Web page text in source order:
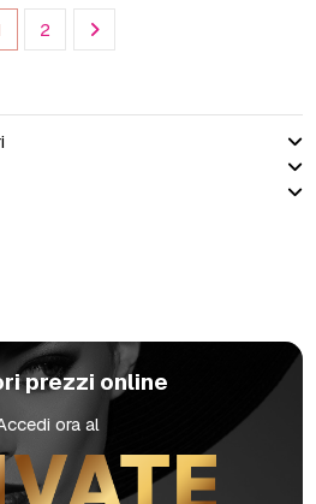
2
prezzi online
ora al